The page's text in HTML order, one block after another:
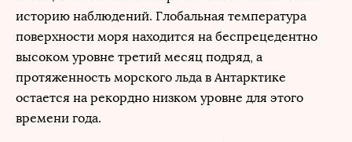
историю наблюдений. Глобальная температура
поверхности моря находится на беспрецедентно
высоком уровне третий месяц подряд, а
протяженность морского льда в Антарктике
остается на рекордно низком уровне для этого
времени года.